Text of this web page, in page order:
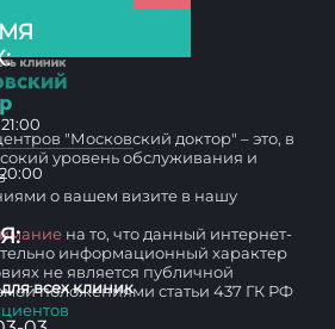
всех клиник
"Московский доктор" – это, в
уровень обслуживания и
о вашем визите в нашу
на то, что данный интернет-
информационный характер
не является публичной
положениями статьи 437 ГК РФ